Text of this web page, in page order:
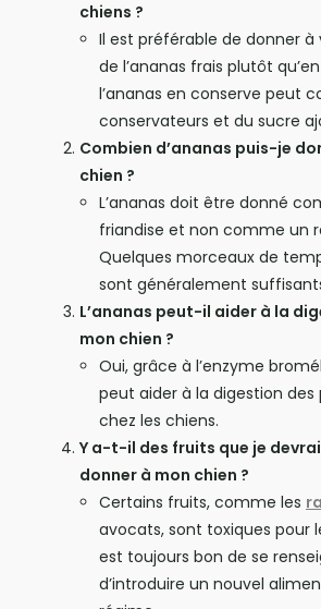
chiens ?
Il est préférable de donner à
de l’ananas frais plutôt
l’ananas en conserve peut
conservateurs et du sucre
Combien d’ananas puis-je
chien ?
L’ananas doit être donné
friandise et non comme un
Quelques morceaux de
sont généralement
L’ananas peut-il aider à la
mon chien ?
Oui, grâce à l’enzyme
peut aider à la digestion des
chez les chiens.
Y a-t-il des fruits que je
donner à mon chien ?
Certains fruits, comme les
avocats, sont toxiques pour
est toujours bon de se
d’introduire un nouvel